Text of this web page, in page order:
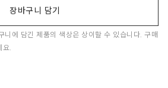
장바구니 담기
니에 담긴 제품의 색상은 상이할 수 있습니다. 구매
요.